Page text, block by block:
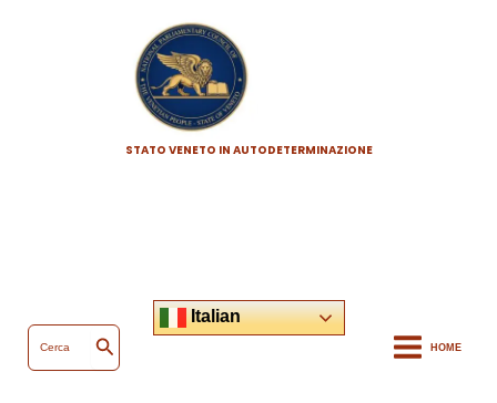
STATO VENETO IN AUTODETERMINAZIONE
Ricerca
per:
Cerca
Italian
HOME